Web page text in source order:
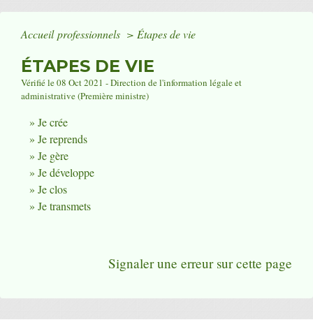
Accueil professionnels > Étapes de vie
ÉTAPES DE VIE
Vérifié le 08 Oct 2021 - Direction de l'information légale et
administrative (Première ministre)
Je crée
Je reprends
Je gère
Je développe
Je clos
Je transmets
Signaler une erreur sur cette page